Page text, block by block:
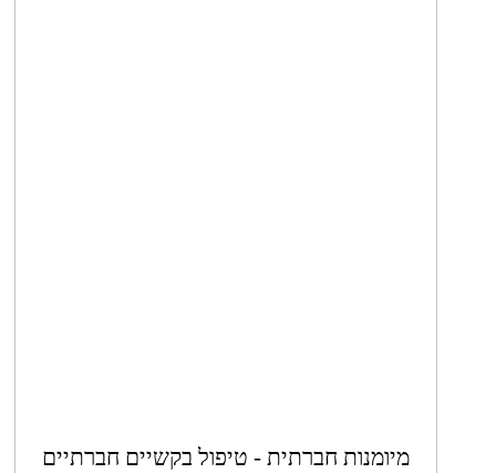
מיומנות חברתית - טיפול בקשיים חברתיים